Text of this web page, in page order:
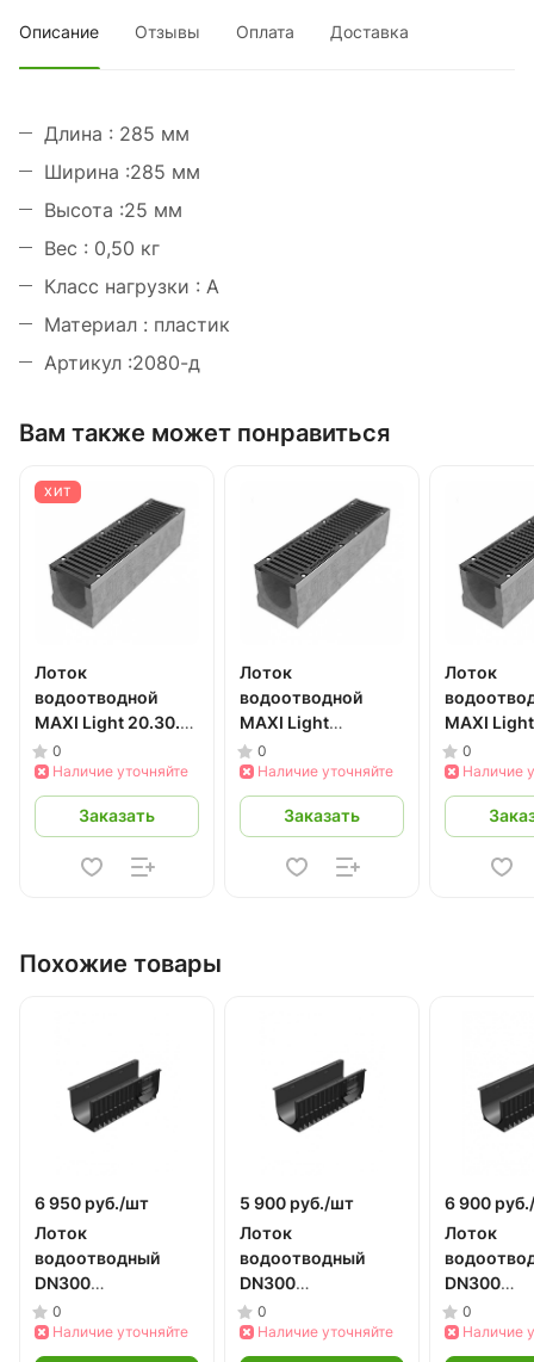
Описание Отзывы Оплата Доставка
Длина : 285 мм
Ширина :285 мм
Высота :25 мм
Вес : 0,50 кг
Класс нагрузки : А
Материал : пластик
Артикул :2080-д
Вам также может понравиться
ХИТ
Лоток
водоотводной
MAXI Light 20.30.41
бетонный DN200
0
Наличие уточняйте
Заказать
Лоток
водоотводной
MAXI Light
20.30.39 бетонный
DN200
0
Наличие уточняйте
Заказать
Лоток
MAXI Light
20.30.36
DN200
0
Наличие
Похожие товары
6 950 руб./шт
Лоток
водоотводный
DN300
пластиковый h480
0
Наличие уточняйте
5 900 руб./шт
Лоток
водоотводный
DN300
пластиковый h280
0
Наличие уточняйте
6 900 руб./
Лоток
DN300
0
Наличие